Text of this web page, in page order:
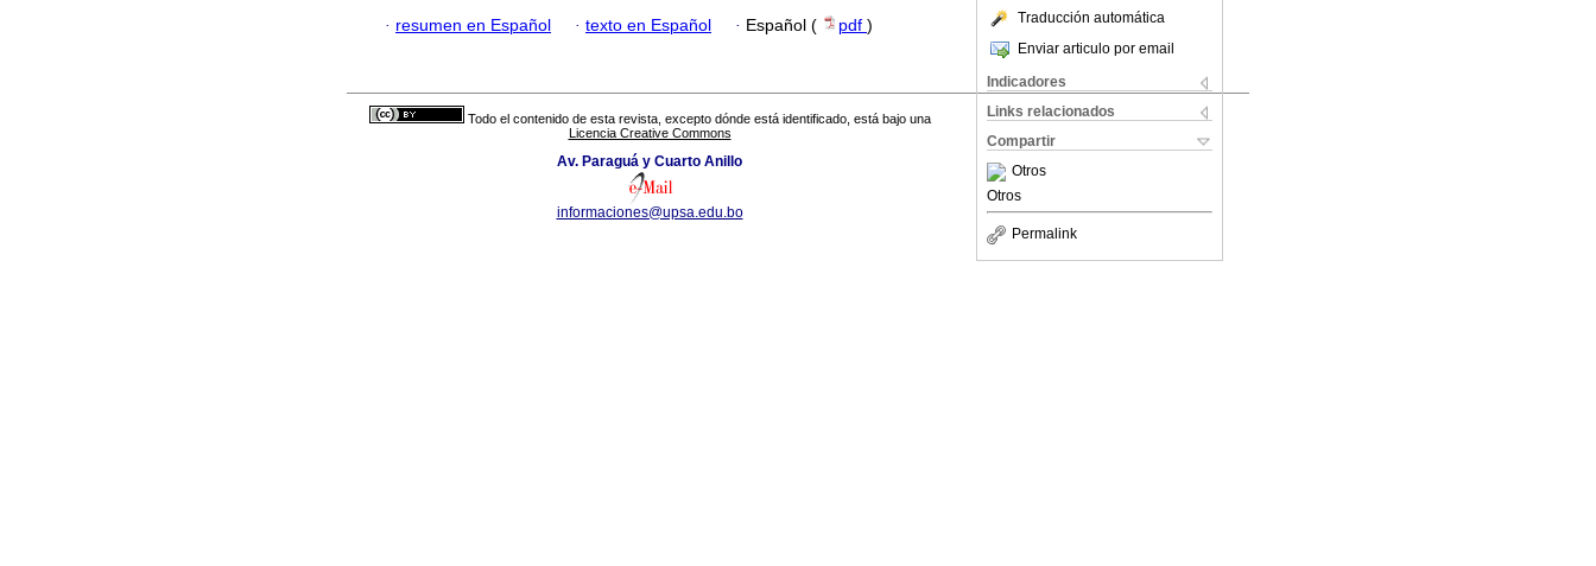
Traducción automática
Enviar articulo por email
Indicadores
Links relacionados
Compartir
Otros
Otros
Permalink
· resumen en Español · texto en Español · Español ( pdf )
Todo el contenido de esta revista, excepto dónde está identificado, está bajo una
Licencia Creative Commons
Av. Paraguá y Cuarto Anillo
informaciones@upsa.edu.bo